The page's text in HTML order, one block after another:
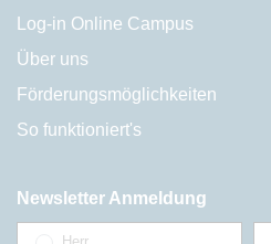
Log-in Online Campus
Über uns
Förderungsmöglichkeiten
So funktioniert's
Newsletter Anmeldung